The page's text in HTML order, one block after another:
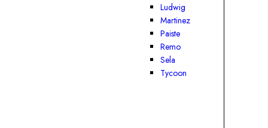
Ludwig
Martinez
Paiste
Remo
Sela
Tycoon